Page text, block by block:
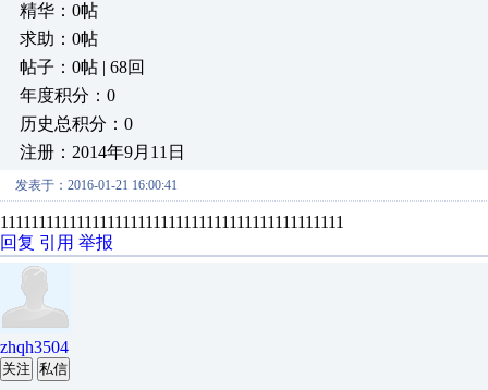
精华：0帖
求助：0帖
帖子：0帖 | 68回
年度积分：0
历史总积分：0
注册：2014年9月11日
发表于：2016-01-21 16:00:41
111111111111111111111111111111111111111111111
回复 引用 举报
zhqh3504
关注 私信